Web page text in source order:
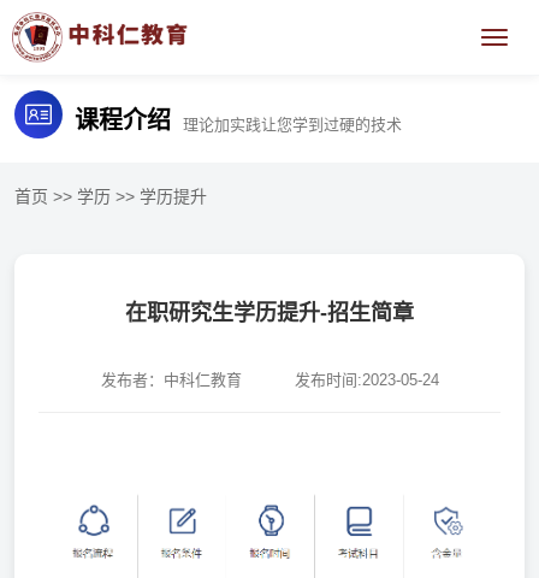
课程介绍 理论加实践让您学到过硬的技术
首页 >> 学历 >> 学历提升
在职研究生学历提升-招生简章
发布者：中科仁教育 发布时间:2023-05-24